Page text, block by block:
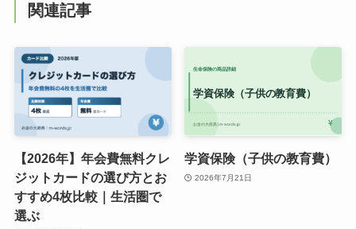
関連記事
【2026年】年会費無料クレ
ジットカードの選び方とお
すすめ4枚比較｜生活圏で
選ぶ
学資保険（子供の教育費）
2026年7月21日